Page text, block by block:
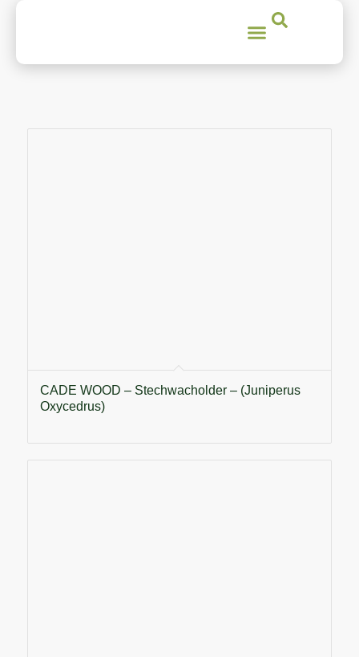
CADE WOOD – Stechwacholder – (Juniperus
Oxycedrus)